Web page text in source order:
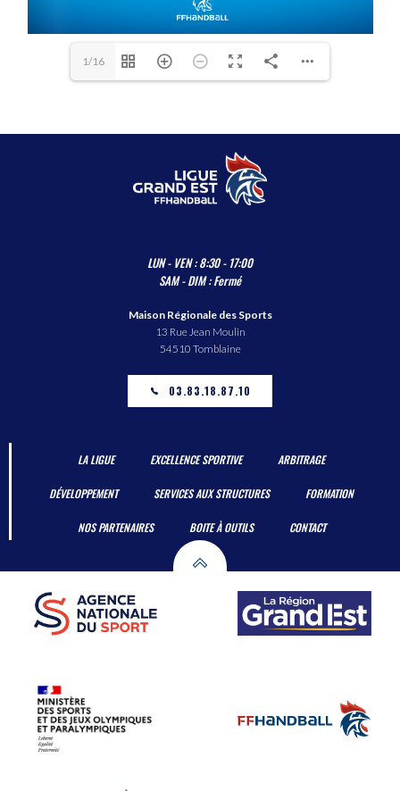
1/16
LUN - VEN : 8:30 - 17:00
SAM - DIM : Fermé
Maison Régionale des Sports
13 Rue Jean Moulin
54510 Tomblaine
03.83.18.87.10
LA LIGUE EXCELLENCE SPORTIVE ARBITRAGE
DÉVELOPPEMENT SERVICES AUX STRUCTURES FORMATION
NOS PARTENAIRES BOITE À OUTILS CONTACT